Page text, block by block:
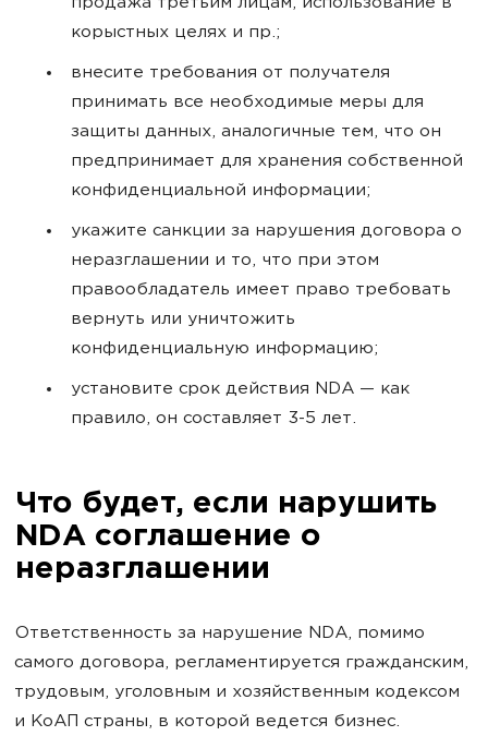
продажа третьим лицам, использование в
корыстных целях и пр.;
внесите требования от получателя
принимать все необходимые меры для
защиты данных, аналогичные тем, что он
предпринимает для хранения собственной
конфиденциальной информации;
укажите санкции за нарушения договора о
неразглашении и то, что при этом
правообладатель имеет право требовать
вернуть или уничтожить
конфиденциальную информацию;
установите срок действия NDA — как
правило, он составляет 3-5 лет.
Что будет, если нарушить
NDA соглашение о
неразглашении
Ответственность за нарушение NDA, помимо
самого договора, регламентируется гражданским,
трудовым, уголовным и хозяйственным кодексом
и КоАП страны, в которой ведется бизнес.